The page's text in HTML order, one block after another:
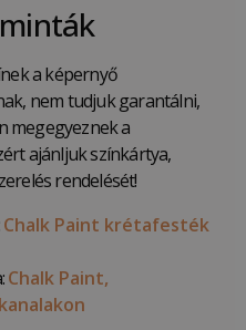
a képernyő
nem tudjuk garantálni,
megegyeznek a
ajánljuk színkártya,
rendelését!
Chalk Paint krétafesték
Chalk Paint,